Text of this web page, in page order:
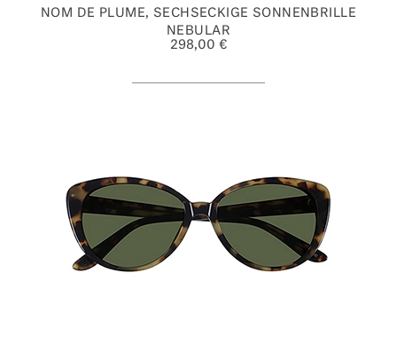
NOM DE PLUME, SECHSECKIGE SONNENBRILLE
NEBULAR
298,00 €